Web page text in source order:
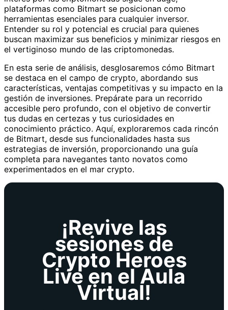
plataformas como Bitmart se posicionan como
herramientas esenciales para cualquier inversor.
Entender su rol y potencial es crucial para quienes
buscan maximizar sus beneficios y minimizar riesgos en
el vertiginoso mundo de las criptomonedas.
En esta serie de análisis, desglosaremos cómo Bitmart
se destaca en el campo de crypto, abordando sus
características, ventajas competitivas y su impacto en la
gestión de inversiones. Prepárate para un recorrido
accesible pero profundo, con el objetivo de convertir
tus dudas en certezas y tus curiosidades en
conocimiento práctico. Aquí, exploraremos cada rincón
de Bitmart, desde sus funcionalidades hasta sus
estrategias de inversión, proporcionando una guía
completa para navegantes tanto novatos como
experimentados en el mar crypto.
¡Revive las
sesiones de
Crypto Heroes
Live en el Aula
Virtual!